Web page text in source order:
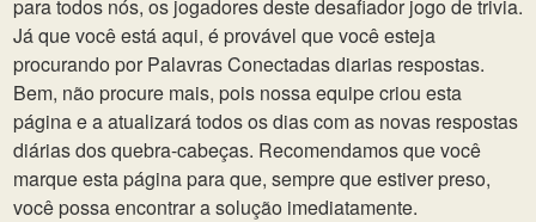
para todos nós, os jogadores deste desafiador jogo de trivia.
Já que você está aqui, é provável que você esteja
procurando por Palavras Conectadas diarias respostas.
Bem, não procure mais, pois nossa equipe criou esta
página e a atualizará todos os dias com as novas respostas
diárias dos quebra-cabeças. Recomendamos que você
marque esta página para que, sempre que estiver preso,
você possa encontrar a solução imediatamente.